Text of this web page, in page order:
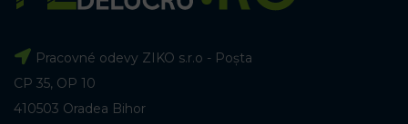
Pracovné odevy ZIKO s.r.o - Poșta
CP 35, OP 10
410503 Oradea Bihor